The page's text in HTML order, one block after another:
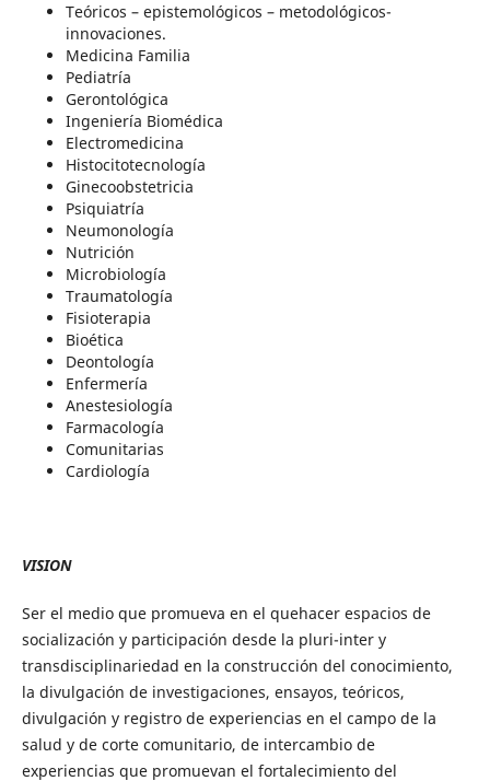
Teóricos – epistemológicos – metodológicos-
innovaciones.
Medicina Familia
Pediatría
Gerontológica
Ingeniería Biomédica
Electromedicina
Histocitotecnología
Ginecoobstetricia
Psiquiatría
Neumonología
Nutrición
Microbiología
Traumatología
Fisioterapia
Bioética
Deontología
Enfermería
Anestesiología
Farmacología
Comunitarias
Cardiología
VISION
Ser el medio que promueva en el quehacer espacios de
socialización y participación desde la pluri-inter y
transdisciplinariedad en la construcción del conocimiento,
la divulgación de investigaciones, ensayos, teóricos,
divulgación y registro de experiencias en el campo de la
salud y de corte comunitario, de intercambio de
experiencias que promuevan el fortalecimiento del